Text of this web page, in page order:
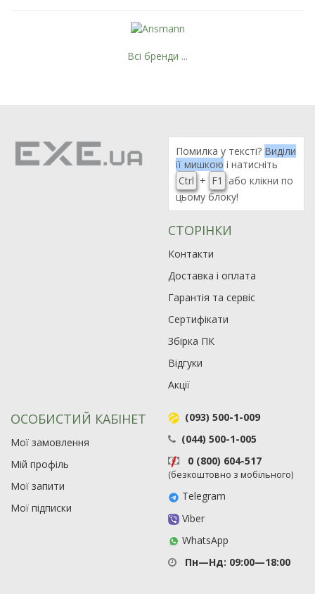
Всі бренди ...
Помилка у тексті? Виділи
її мишкою і натисніть
Ctrl + F1
або клікни по
цьому блоку!
СТОРІНКИ
Контакти
Доставка і оплата
Гарантія та сервіс
Сертифікати
Збірка ПК
Відгуки
Акції
ОСОБИСТИЙ КАБІНЕТ
Мої замовлення
Мій профіль
Мої запити
Мої підписки
(093) 500-1-009
(044) 500-1-005
0 (800) 604-517
(безкоштовно з мобільного)
Telegram
Viber
WhatsApp
Пн—Нд: 09:00—18:00